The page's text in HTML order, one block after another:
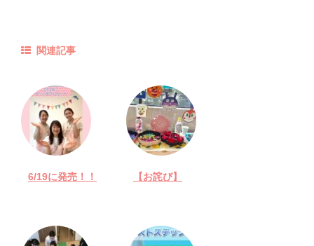
関連記事
6/19に発売！！ 【お詫び】